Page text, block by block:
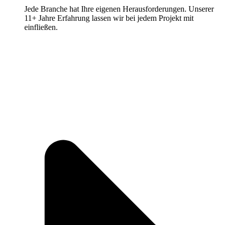
Jede Branche hat Ihre eigenen Herausforderungen. Unserer
11+ Jahre Erfahrung lassen wir bei jedem Projekt mit
einfließen.